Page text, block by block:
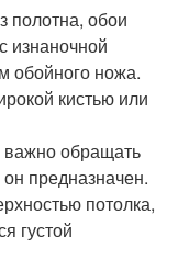
полотна, обои
изнаночной
обойного ножа.
кистью или
обращать
предназначен.
потолка,
густой